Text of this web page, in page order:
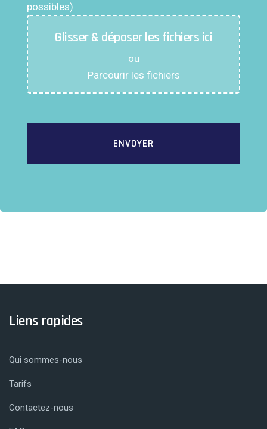
possibles)
Glisser & déposer les fichiers ici
ou
Parcourir les fichiers
ENVOYER
Liens rapides
Qui sommes-nous
Tarifs
Contactez-nous